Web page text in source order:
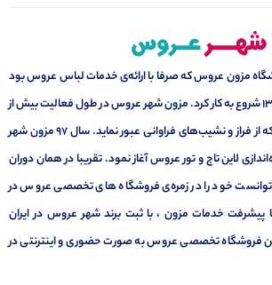
مزون عروس که صرفا با ارائه‌ی خدمات لباس عروس بود
که برای اولین بار در سال 1394 شروع به کار کرد. مزون شهر عروس در طول فعالیت بیش از
هشت ساله خود توانسته که از فراز و نشیب‌های فراوانی عبور نماید. سال ۹۷ مزون شهر
لاین تاج و تور عروس آغاز نمود. تقریبا در همان دوران
خود را در زمره‌ی فروشگاه های تخصصی عروس در
پیشرفت خدمات مزون ، با ثبت برند شهر عروس در ایران
فروشگاه تخصصی عروس به صورت حضوری و اینترنتی در